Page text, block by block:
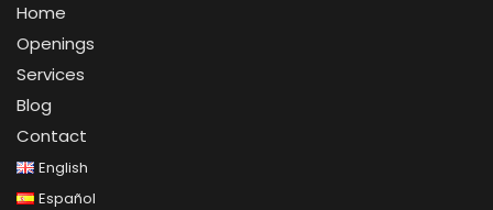
Home
Openings
Services
Blog
Contact
English
Español